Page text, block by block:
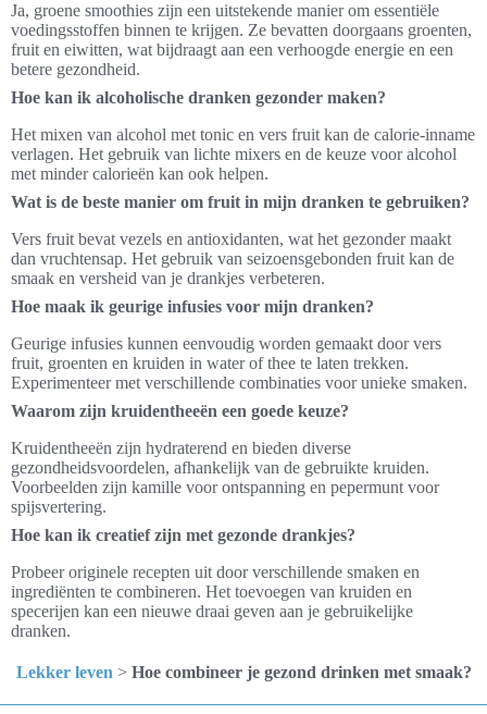
Ja, groene smoothies zijn een uitstekende manier om essentiële
voedingsstoffen binnen te krijgen. Ze bevatten doorgaans groenten,
fruit en eiwitten, wat bijdraagt aan een verhoogde energie en een
betere gezondheid.
Hoe kan ik alcoholische dranken gezonder maken?
Het mixen van alcohol met tonic en vers fruit kan de calorie-inname
verlagen. Het gebruik van lichte mixers en de keuze voor alcohol
met minder calorieën kan ook helpen.
Wat is de beste manier om fruit in mijn dranken te gebruiken?
Vers fruit bevat vezels en antioxidanten, wat het gezonder maakt
dan vruchtensap. Het gebruik van seizoensgebonden fruit kan de
smaak en versheid van je drankjes verbeteren.
Hoe maak ik geurige infusies voor mijn dranken?
Geurige infusies kunnen eenvoudig worden gemaakt door vers
fruit, groenten en kruiden in water of thee te laten trekken.
Experimenteer met verschillende combinaties voor unieke smaken.
Waarom zijn kruidentheeën een goede keuze?
Kruidentheeën zijn hydraterend en bieden diverse
gezondheidsvoordelen, afhankelijk van de gebruikte kruiden.
Voorbeelden zijn kamille voor ontspanning en pepermunt voor
spijsvertering.
Hoe kan ik creatief zijn met gezonde drankjes?
Probeer originele recepten uit door verschillende smaken en
ingrediënten te combineren. Het toevoegen van kruiden en
specerijen kan een nieuwe draai geven aan je gebruikelijke
dranken.
Lekker leven > Hoe combineer je gezond drinken met smaak?